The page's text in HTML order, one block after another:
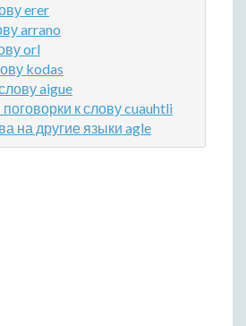
erer
arrano
orl
kodas
aigue
к слову cuauhtli
на другие языки agle